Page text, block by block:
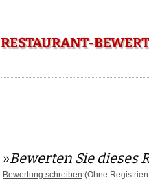
RESTAURANT-
»Bewerten Sie dieses
Bewertung schreiben (Ohne